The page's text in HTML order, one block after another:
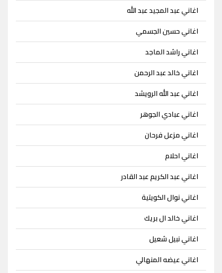
اغاني عبد المجيد عبد الله
اغاني حسين الجسمي
اغاني راشد الماجد
اغاني خالد عبد الرحمن
اغاني عبد الله الرويشد
اغاني عبادي الجوهر
اغاني مزعل فرحان
اغاني احلام
اغاني عبد الكريم عبد القادر
اغاني نوال الكويتية
اغاني خالد ال بريك
اغاني نبيل شعيل
اغاني عيضه المنهالي